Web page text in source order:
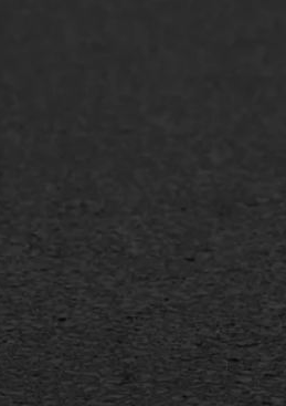
verlagen
VOOR